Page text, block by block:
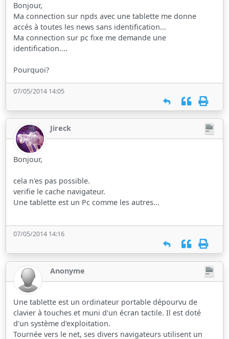
Bonjour,
Ma connection sur npds avec une tablette me donne
accés à toutes les news sans identification...
Ma connection sur pc fixe me demande une
identification....
Pourquoi?
07/05/2014 14:05
Jireck
Bonjour,
cela n'es pas possible.
verifie le cache navigateur.
Une tablette est un Pc comme les autres...
07/05/2014 14:16
Anonyme
Une tablette est un ordinateur portable dépourvu de
clavier à touches et muni d'un écran tactile. Il est doté
d'un système d'exploitation.
Tournée vers le net, ses divers navigateurs utilisent un